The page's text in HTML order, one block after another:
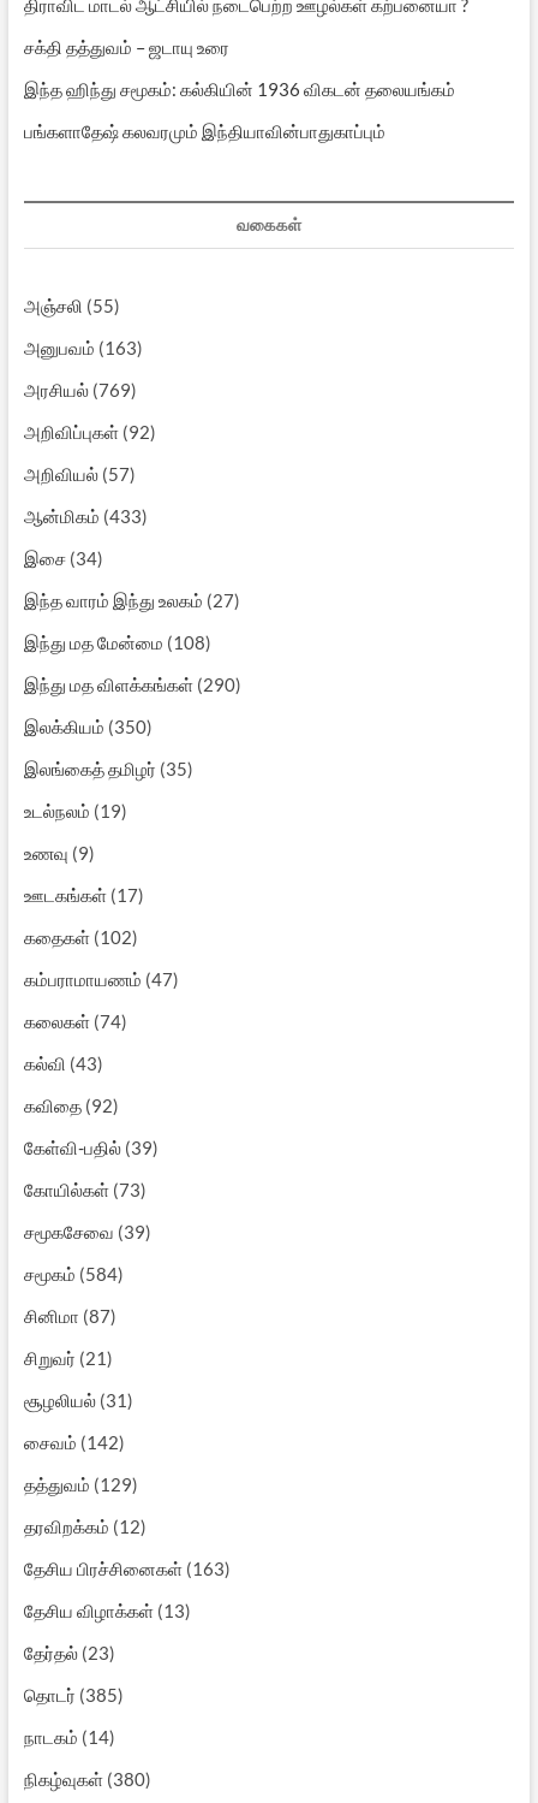
திராவிட மாடல் ஆட்சியில் நடைபெற்ற ஊழல்கள் கற்பனையா ?
சக்தி தத்துவம் – ஜடாயு உரை
இந்த ஹிந்து சமூகம்: கல்கியின் 1936 விகடன் தலையங்கம்
பங்களாதேஷ் கலவரமும் இந்தியாவின்பாதுகாப்பும்
வகைகள்
அஞ்சலி (55)
அனுபவம் (163)
அரசியல்(769)
அறிவிப்புகள்(92)
அறிவியல்(57)
ஆன்மிகம் (433)
இசை(34)
இந்த வாரம் இந்து உலகம் (27)
இந்து மத மேன்மை (108)
இந்து மத விளக்கங்கள்(290)
இலக்கியம் (350)
இலங்கைத் தமிழர் (35)
உடல்நலம் (19)
உணவு (9)
ஊடகங்கள்(17)
கதைகள்(102)
கம்பராமாயணம் (47)
கலைகள்(74)
கல்வி (43)
கவிதை(92)
கேள்வி-பதில்(39)
கோயில்கள்(73)
சமூகசேவை (39)
சமூகம் (584)
சினிமா (87)
சிறுவர் (21)
சூழலியல்(31)
சைவம் (142)
தத்துவம் (129)
தரவிறக்கம் (12)
தேசிய பிரச்சினைகள்(163)
தேசிய விழாக்கள்(13)
தேர்தல்(23)
தொடர் (385)
நாடகம் (14)
நிகழ்வுகள்(380)